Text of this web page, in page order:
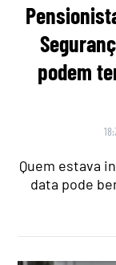
podem
Quem estava
data pode